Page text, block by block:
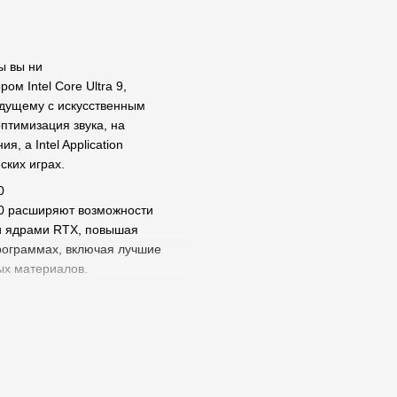
вы ни
Intel Core Ultra 9,
с искусственным
звука, на
а Intel Application
играх.
расширяют возможности
ядрами RTX, повышая
включая лучшие
материалов.